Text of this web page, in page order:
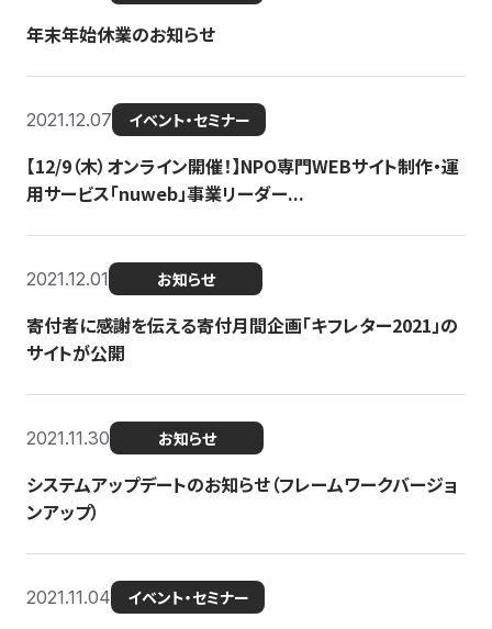
年末年始休業のお知らせ
2021.12.07 イベント・セミナー
【12/9（木）オンライン開催！】NPO専門WEBサイト制作・運
用サービス「nuweb」事業リーダー...
2021.12.01 お知らせ
寄付者に感謝を伝える寄付月間企画「キフレター2021」の
サイトが公開
2021.11.30 お知らせ
システムアップデートのお知らせ（フレームワークバージョ
ンアップ）
2021.11.04 イベント・セミナー